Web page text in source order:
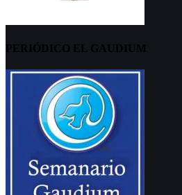
PERIÓDICO EL GAUDIUM